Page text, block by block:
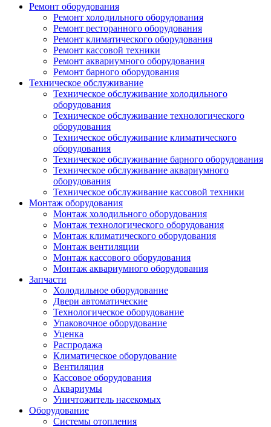
Ремонт оборудования
Ремонт холодильного оборудования
Ремонт ресторанного оборудования
Ремонт климатического оборудования
Ремонт кассовой техники
Ремонт аквариумного оборудования
Ремонт барного оборудования
Техническое обслуживание
Техническое обслуживание холодильного
оборудования
Техническое обслуживание технологического
оборудования
Техническое обслуживание климатического
оборудования
Техническое обслуживание барного оборудования
Техническое обслуживание аквариумного
оборудования
Техническое обслуживание кассовой техники
Монтаж оборудования
Монтаж холодильного оборудования
Монтаж технологического оборудования
Монтаж климатического оборудования
Монтаж вентиляции
Монтаж кассового оборудования
Монтаж аквариумного оборудования
Запчасти
Холодильное оборудование
Двери автоматические
Технологическое оборудование
Упаковочное оборудование
Уценка
Распродажа
Климатическое оборудование
Вентиляция
Кассовое оборудования
Аквариумы
Уничтожитель насекомых
Оборудование
Системы отопления